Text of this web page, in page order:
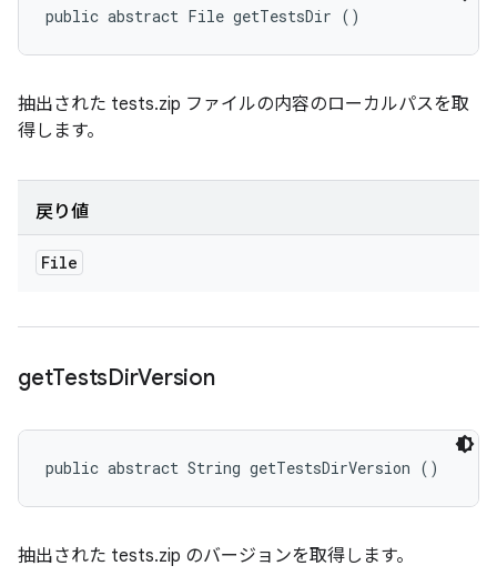
public abstract File getTestsDir ()
抽出された tests.zip ファイルの内容のローカルパスを取
得します。
戻り値
File
getTestsDirVersion
public abstract String getTestsDirVersion ()
抽出された tests.zip のバージョンを取得します。